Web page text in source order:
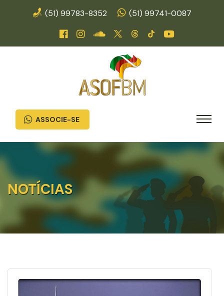
(51) 99783-8352 (51) 99741-0087
ASSOCIE-SE
NOTÍCIAS